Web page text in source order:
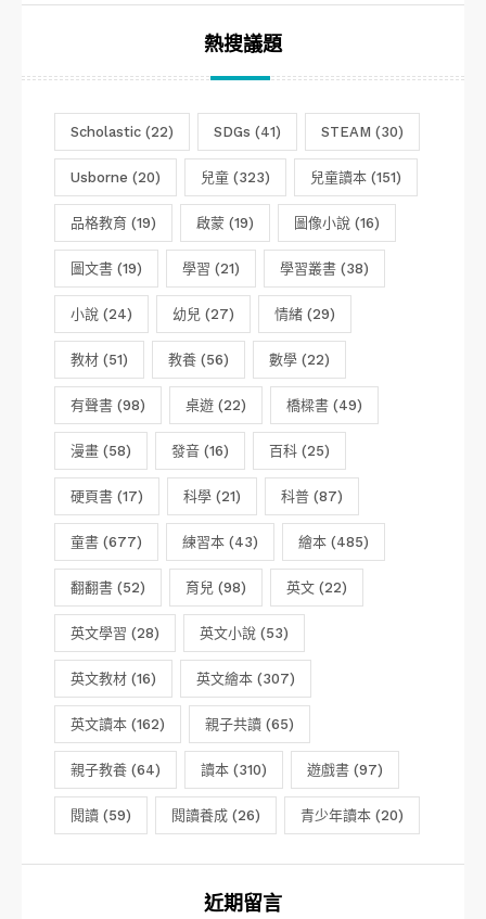
熱搜議題
Scholastic (22) SDGs (41) STEAM (30)
Usborne (20) 兒童 (323) 兒童讀本 (151)
品格教育 (19) 啟蒙 (19) 圖像小說 (16)
圖文書 (19) 學習 (21) 學習叢書 (38)
小說 (24) 幼兒 (27) 情緒 (29)
教材 (51) 教養 (56) 數學 (22)
有聲書 (98) 桌遊 (22) 橋樑書 (49)
漫畫 (58) 發音 (16) 百科 (25)
硬頁書 (17) 科學 (21) 科普 (87)
童書 (677) 練習本 (43) 繪本 (485)
翻翻書 (52) 育兒 (98) 英文 (22)
英文學習 (28) 英文小說 (53)
英文教材 (16) 英文繪本 (307)
英文讀本 (162) 親子共讀 (65)
親子教養 (64) 讀本 (310) 遊戲書 (97)
閱讀 (59) 閱讀養成 (26) 青少年讀本 (20)
近期留言